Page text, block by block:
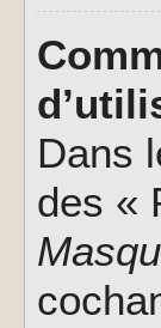
Dans
des «